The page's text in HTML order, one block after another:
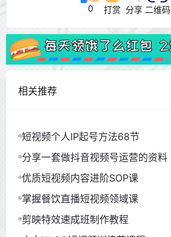
0 打赏 分享 二维码
相关推荐
短视频个人IP起号方法68节
分享一套做抖音视频号运营的资料
优质短视频内容进阶SOP课
掌握餐饮直播短视频领域课
剪映特效速成班制作教程